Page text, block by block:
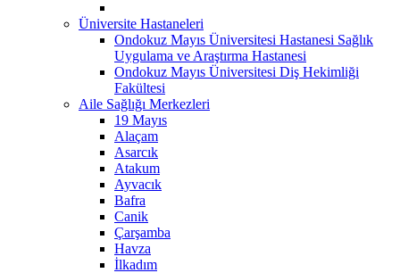
Üniversite Hastaneleri
Ondokuz Mayıs Üniversitesi Hastanesi Sağlık
Uygulama ve Araştırma Hastanesi
Ondokuz Mayıs Üniversitesi Diş Hekimliği
Fakültesi
Aile Sağlığı Merkezleri
19 Mayıs
Alaçam
Asarcık
Atakum
Ayvacık
Bafra
Canik
Çarşamba
Havza
İlkadım